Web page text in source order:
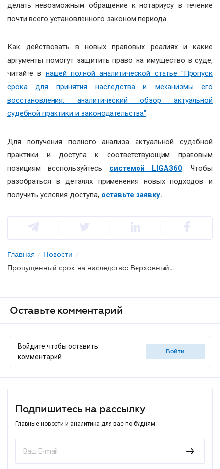
делать невозможным обращение к нотариусу в течение
почти всего установленного законом периода.
Как действовать в новых правовых реалиях и какие
аргументы помогут защитить право на имущество в суде,
читайте в нашей полной аналитической статье "Пропуск
срока для принятия наследства и механизмы его
восстановления: аналитический обзор актуальной
судебной практики и законодательства".
Для получения полного анализа актуальной судебной
практики и доступа к соответствующим правовым
позициям воспользуйтесь системой LIGA360. Чтобы
разобраться в деталях применения новых подходов и
получить условия доступа, оставьте заявку.
Главная / Новости /
Пропущенный срок на наследство: Верховный Суд отменил "льготы" военного положения
Оставьте комментарий
Войдите чтобы оставить
комментарий
войти
Подпишитесь на рассылку
Главные новости и аналитика для вас по будням